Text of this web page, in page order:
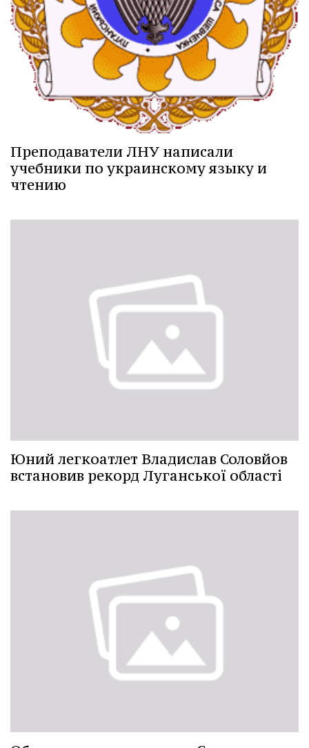
Преподаватели ЛНУ написали
учебники по украинскому языку и
чтению
Юний легкоатлет Владислав Соловйов
встановив рекорд Луганської області